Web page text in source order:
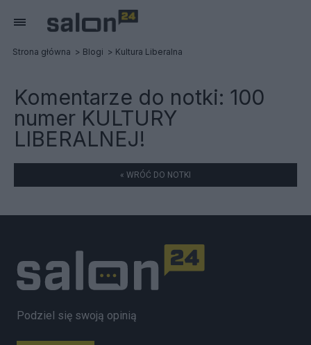
Strona główna Blogi Kultura Liberalna
Komentarze do notki: 100
numer KULTURY
LIBERALNEJ!
« WRÓĆ DO NOTKI
Podziel się swoją opinią